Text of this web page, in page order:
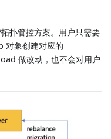
扑管控方案。用户只需要
对象创建对应的
做改动，也不会对用户